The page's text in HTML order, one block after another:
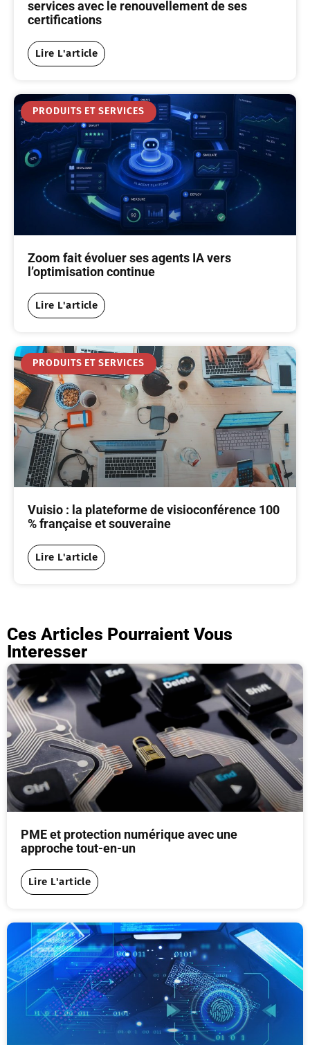
services avec le renouvellement de ses
certifications
Lire L'article
PRODUITS ET SERVICES
Zoom fait évoluer ses agents IA vers
l’optimisation continue
Lire L'article
PRODUITS ET SERVICES
Vuisio : la plateforme de visioconférence 100
% française et souveraine
Lire L'article
Ces Articles Pourraient Vous
Interesser
PME et protection numérique avec une
approche tout-en-un
Lire L'article